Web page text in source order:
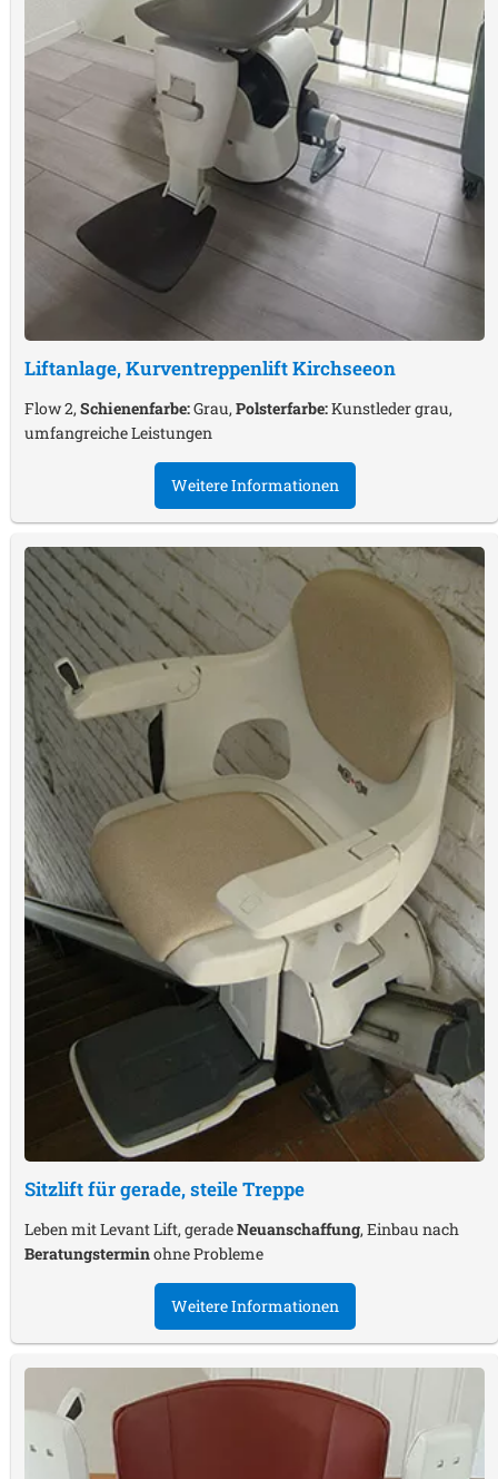
Liftanlage, KurventreppenliftKirchseeon
Flow 2,Schienenfarbe:Grau,Polsterfarbe:Kunstleder grau,
umfangreiche Leistungen
Weitere Informationen
Sitzlift für gerade, steile Treppe
Leben mit Levant Lift, geradeNeuanschaffung, Einbau nach
Beratungsterminohne Probleme
Weitere Informationen